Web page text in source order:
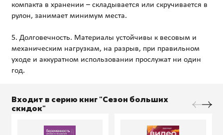
компакта в хранении – складывается или скручивается в
рулон, занимает минимум места.
5. Долговечность. Материалы устойчивы к весовым и
механическим нагрузкам, на разрыв, при правильном
уходе и аккуратном использовании прослужат ни один
Входит в серию книг "Сезон больших
скидок"